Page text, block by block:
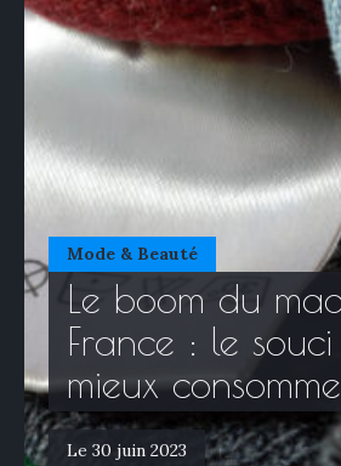
Mode & Beauté
Le boom du
France : le
mieux
Le 30 juin 2023
Bio/Naturel
GLOSSAIRE